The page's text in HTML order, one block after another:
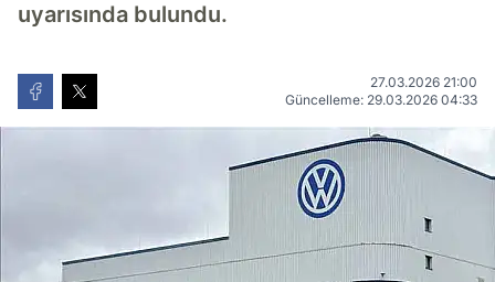
uyarısında bulundu.
27.03.2026 21:00
Güncelleme: 29.03.2026 04:33